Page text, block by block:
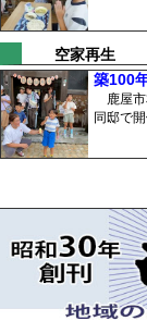
空家再生
築100
鹿屋市
同邸で